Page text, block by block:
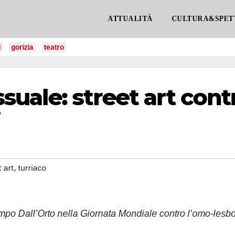
ATTUALITÀ
gorizia teatro
street art
art, turriaco
Dall’Orto nella Giornata Mondiale contro l’omo-